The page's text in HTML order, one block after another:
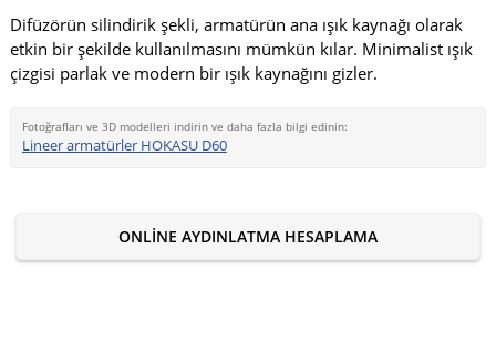
Difüzörün silindirik şekli, armatürün ana ışık kaynağı olarak
etkin bir şekilde kullanılmasını mümkün kılar. Minimalist ışık
çizgisi parlak ve modern bir ışık kaynağını gizler.
Fotoğrafları ve 3D modelleri indirin ve daha fazla bilgi edinin:
Lineer armatürler HOKASU D60
ONLINE AYDINLATMA HESAPLAMA